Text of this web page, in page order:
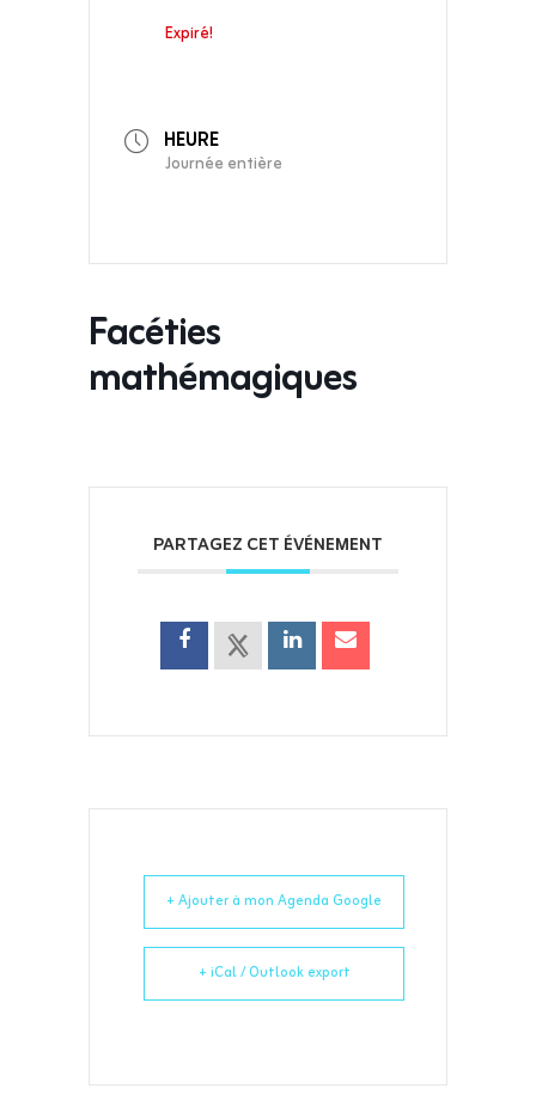
Expiré!
HEURE
Journée entière
Facéties
mathémagiques
PARTAGEZ CET ÉVÉNEMENT
+ Ajouter à mon Agenda Google
+ iCal / Outlook export